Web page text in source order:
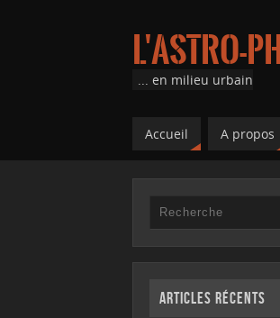
L'astro-
... en milieu urbain
Accueil A propos
Articles récents